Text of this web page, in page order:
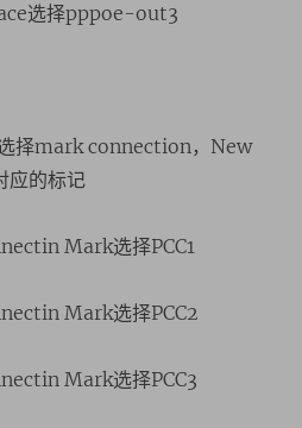
选择pppoe-out3
择mark connection，New
的标记
Mark选择PCC1
Mark选择PCC2
Mark选择PCC3